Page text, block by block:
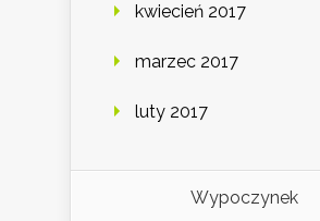
kwiecień 2017
marzec 2017
luty 2017
Wypoczynek